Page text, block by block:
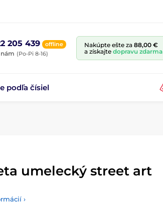
205 439 offline
(Po-Pi 8-16)
Nakúpte ešte za 88,00 €
a získajte dopravu zdarma
podľa čísiel
umelecký street art
›